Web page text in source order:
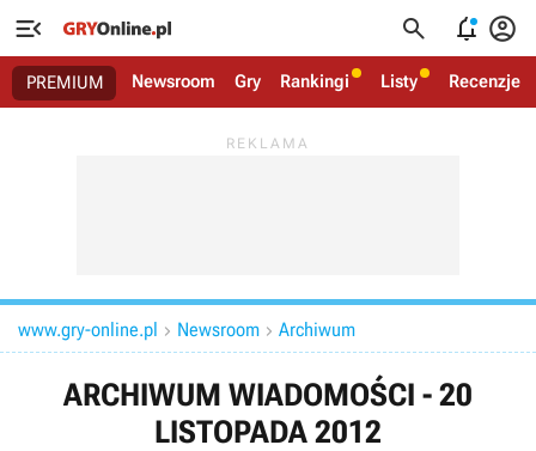
   
PREMIUM Newsroom Gry Rankingi Listy Recenzje
www.gry-online.pl  Newsroom  Archiwum
ARCHIWUM WIADOMOŚCI - 20
LISTOPADA 2012